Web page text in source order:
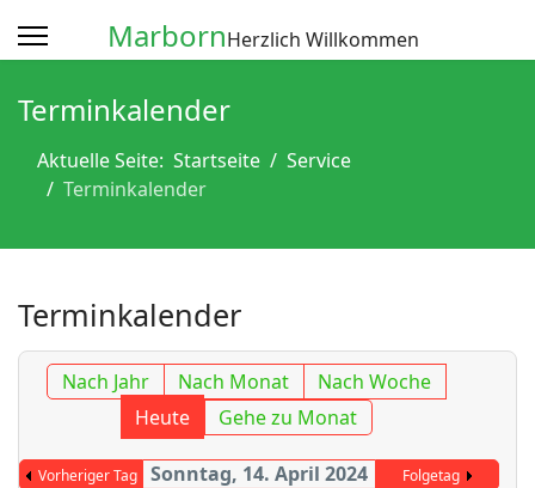
MarbornHerzlich Willkommen
Terminkalender
Aktuelle Seite: Startseite
Service
Terminkalender
Terminkalender
Nach Jahr Nach Monat
Nach Woche
Heute
Gehe zu Monat
Vorheriger Tag Sonntag, 14. April 2024 Folgetag